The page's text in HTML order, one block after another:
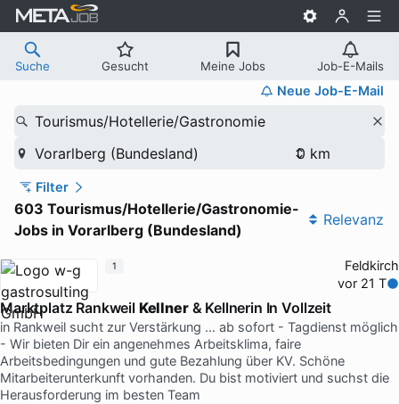
Suche Gesucht Meine Jobs Job-E-Mails
Neue Job-E-Mail
Tourismus/Hotellerie/Gastronomie
Vorarlberg (Bundesland)
Filter
603 Tourismus/Hotellerie/Gastronomie-
Jobs in Vorarlberg (Bundesland)
Relevanz
Feldkirch
vor 21 T
Marktplatz Rankweil Kellner& Kellnerin In Vollzeit
in Rankweil sucht zur Verstärkung … ab sofort - Tagdienst möglich
- Wir bieten Dir ein angenehmes Arbeitsklima, faire
Arbeitsbedingungen und gute Bezahlung über KV. Schöne
Mitarbeiterunterkunft vorhanden. Du bist motiviert und suchst die
Herausforderung im besten Team
1